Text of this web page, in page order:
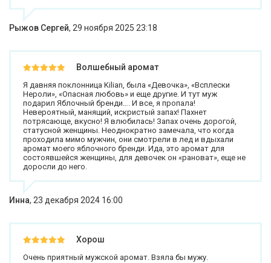
Рыжов Сергей, 29 ноября 2025 23:18
Волшебный аромат
Я давняя поклонница Kilian, была «Девочка», «Всплески
Нероли», «Опасная любовь» и еще другие. И тут муж
подарил Яблочный бренди…. И все, я пропала!
Невероятный, манящий, искристый запах! Пахнет
потрясающе, вкусно! Я влюбилась! Запах очень дорогой,
статусной женщины. Неоднократно замечала, что когда
проходила мимо мужчин, они смотрели в лед и вдыхали
аромат моего яблочного бренди. Ида, это аромат для
состоявшейся женщины, для девочек он «рановат», еще не
доросли до него.
Инна, 23 декабря 2024 16:00
Хорош
Очень приятный мужской аромат. Взяла бы мужу.